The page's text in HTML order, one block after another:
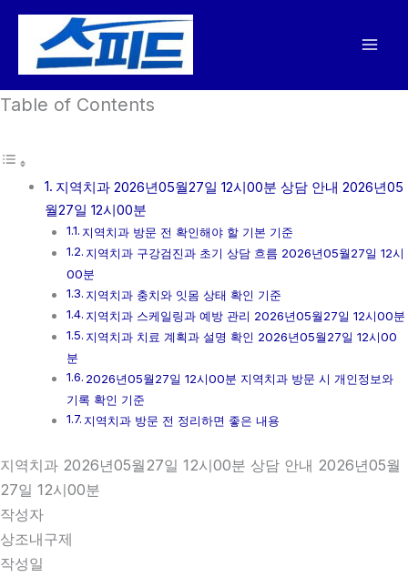
건
뛰
Table of Contents
지역치과 2026년05월27일 12시00분 상담 안내 2026년05
월27일 12시00분
지역치과 방문 전 확인해야 할 기본 기준
지역치과 구강검진과 초기 상담 흐름 2026년05월27일 12시
00분
지역치과 충치와 잇몸 상태 확인 기준
지역치과 스케일링과 예방 관리 2026년05월27일 12시00분
지역치과 치료 계획과 설명 확인 2026년05월27일 12시00
분
2026년05월27일 12시00분 지역치과 방문 시 개인정보와
기록 확인 기준
지역치과 방문 전 정리하면 좋은 내용
지역치과 2026년05월27일 12시00분 상담 안내 2026년05월
27일 12시00분
작성자
상조내구제
작성일